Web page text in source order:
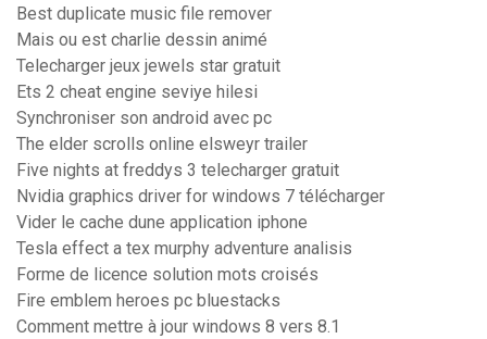
Best duplicate music file remover
Mais ou est charlie dessin animé
Telecharger jeux jewels star gratuit
Ets 2 cheat engine seviye hilesi
Synchroniser son android avec pc
The elder scrolls online elsweyr trailer
Five nights at freddys 3 telecharger gratuit
Nvidia graphics driver for windows 7 télécharger
Vider le cache dune application iphone
Tesla effect a tex murphy adventure analisis
Forme de licence solution mots croisés
Fire emblem heroes pc bluestacks
Comment mettre à jour windows 8 vers 8.1